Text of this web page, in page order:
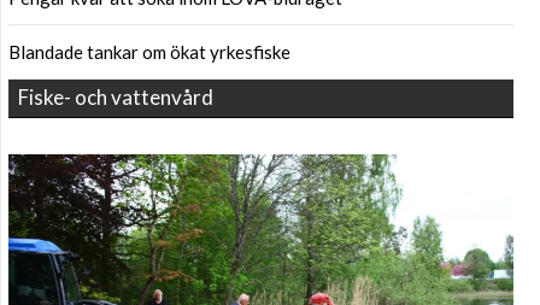
Blandade tankar om ökat yrkesfiske
Fiske- och vattenvård